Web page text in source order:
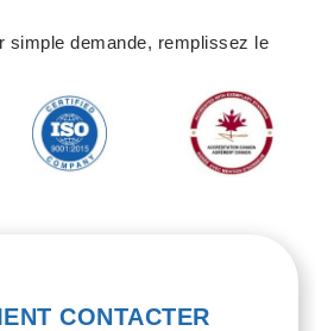
simple demande, remplissez le
CONTACTER